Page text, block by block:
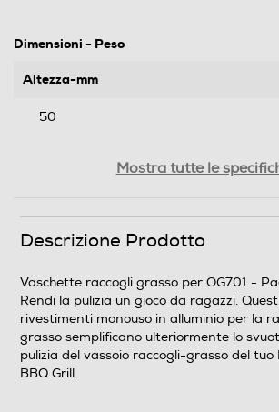
Dimensioni - Peso
Altezza-mm
50
Peso-Kg
0,5
Mostra tutte le
Descrizione Prodotto
Vaschette raccogli grasso per OG701 -
Rendi la pulizia un gioco da ragazzi.
rivestimenti monouso in alluminio per la
grasso semplificano ulteriormente lo
pulizia del vassoio raccogli-grasso del tuo
BBQ Grill.